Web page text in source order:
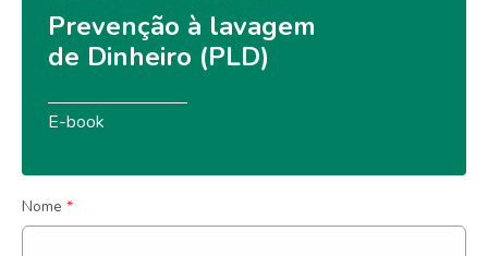
Prevenção à lavagem
de Dinheiro (PLD)
E-book
Nome *